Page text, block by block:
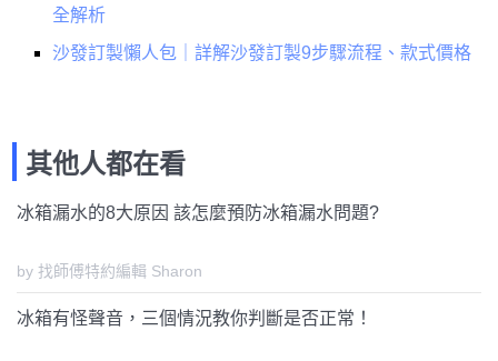
全解析
沙發訂製懶人包｜詳解沙發訂製9步驟流程、款式價格
其他人都在看
冰箱漏水的8大原因 該怎麼預防冰箱漏水問題?
by 找師傅特約編輯 Sharon
冰箱有怪聲音，三個情況教你判斷是否正常！